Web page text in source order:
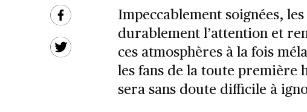
Impeccablement soignées,
durablement l’attention et
ces atmosphères à la fois
les fans de la toute première
sera sans doute difficile à